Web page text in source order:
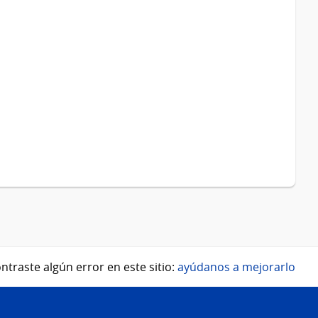
algún error en este sitio: ayúdanos a mejorarlo